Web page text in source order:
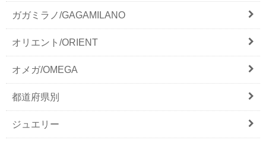
ガガミラノ/GAGAMILANO
オリエント/ORIENT
オメガ/OMEGA
都道府県別
ジュエリー